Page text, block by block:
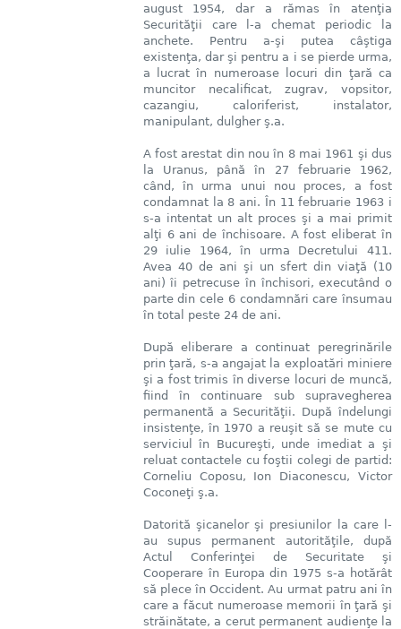
august 1954, dar a rămas în atenţia
Securităţii care l-a chemat periodic la
anchete. Pentru a-şi putea câştiga
existenţa, dar şi pentru a i se pierde urma,
a lucrat în numeroase locuri din ţară ca
muncitor necalificat, zugrav, vopsitor,
cazangiu, caloriferist, instalator,
manipulant, dulgher ş.a.
A fost arestat din nou în 8 mai 1961 şi dus
la Uranus, până în 27 februarie 1962,
când, în urma unui nou proces, a fost
condamnat la 8 ani. În 11 februarie 1963 i
s-a intentat un alt proces şi a mai primit
alţi 6 ani de închisoare. A fost eliberat în
29 iulie 1964, în urma Decretului 411.
Avea 40 de ani şi un sfert din viaţă (10
ani) îi petrecuse în închisori, executând o
parte din cele 6 condamnări care însumau
în total peste 24 de ani.
După eliberare a continuat peregrinările
prin ţară, s-a angajat la exploatări miniere
şi a fost trimis în diverse locuri de muncă,
fiind în continuare sub supravegherea
permanentă a Securităţii. După îndelungi
insistenţe, în 1970 a reuşit să se mute cu
serviciul în Bucureşti, unde imediat a şi
reluat contactele cu foştii colegi de partid:
Corneliu Coposu, Ion Diaconescu, Victor
Coconeţi ş.a.
Datorită şicanelor şi presiunilor la care l-
au supus permanent autorităţile, după
Actul Conferinţei de Securitate şi
Cooperare în Europa din 1975 s-a hotărât
să plece în Occident. Au urmat patru ani în
care a făcut numeroase memorii în ţară şi
străinătate, a cerut permanent audienţe la